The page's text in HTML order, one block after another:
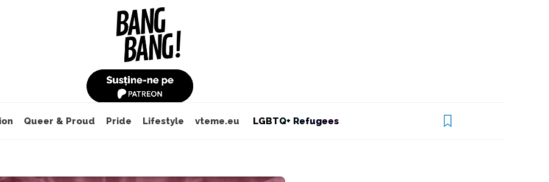
Queer & Proud Pride Lifestyle vteme.eu LGBTQ+ Refugees